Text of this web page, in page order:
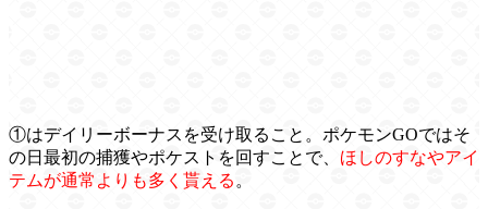
①はデイリーボーナスを受け取ること。ポケモンGOではそ
の日最初の捕獲やポケストを回すことで、 ほしのすなやアイ
テムが通常よりも多く貰える 。